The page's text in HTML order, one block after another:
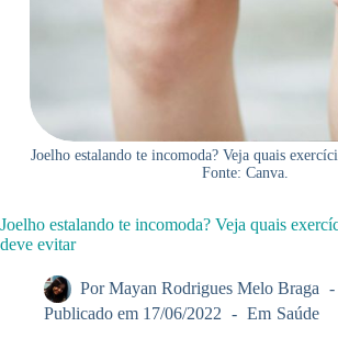
Joelho estalando te incomoda? Veja quais
Fonte: Canva.
Joelho estalando te incomoda? Veja quais
deve evitar
Por Mayan Rodrigues Melo Braga
Publicado em 17/06/2022 Em Saúde